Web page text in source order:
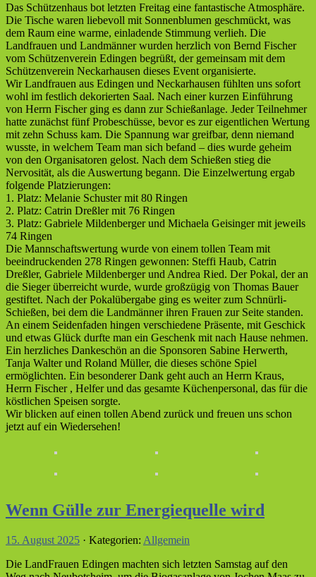
Das Schützenhaus bot letzten Freitag eine fantastische Atmosphäre.
Die Tische waren liebevoll mit Sonnenblumen geschmückt, was
dem Raum eine warme, einladende Stimmung verlieh. Die
Landfrauen und Landmänner wurden herzlich von Bernd Fischer
vom Schützenverein Edingen begrüßt, der gemeinsam mit dem
Schützenverein Neckarhausen dieses Event organisierte.
Wir Landfrauen aus Edingen und Neckarhausen fühlten uns sofort
wohl im festlich dekorierten Saal. Nach einer kurzen Einführung
von Herrn Fischer ging es dann zur Schießanlage. Jeder Teilnehmer
hatte zunächst fünf Probeschüsse, bevor es zur eigentlichen Wertung
mit zehn Schuss kam. Die Spannung war greifbar, denn niemand
wusste, in welchem Team man sich befand – dies wurde geheim
von den Organisatoren gelost. Nach dem Schießen stieg die
Nervosität, als die Auswertung begann. Die Einzelwertung ergab
folgende Platzierungen:
1. Platz: Melanie Schuster mit 80 Ringen
2. Platz: Catrin Dreßler mit 76 Ringen
3. Platz: Gabriele Mildenberger und Michaela Geisinger mit jeweils
74 Ringen
Die Mannschaftswertung wurde von einem tollen Team mit
beeindruckenden 278 Ringen gewonnen: Steffi Haub, Catrin
Dreßler, Gabriele Mildenberger und Andrea Ried. Der Pokal, der an
die Sieger überreicht wurde, wurde großzügig von Thomas Bauer
gestiftet. Nach der Pokalübergabe ging es weiter zum Schnürli-
Schießen, bei dem die Landmänner ihren Frauen zur Seite standen.
An einem Seidenfaden hingen verschiedene Präsente, mit Geschick
und etwas Glück durfte man ein Geschenk mit nach Hause nehmen.
Ein herzliches Dankeschön an die Sponsoren Sabine Herwerth,
Tanja Walter und Roland Müller, die dieses schöne Spiel
ermöglichten. Ein besonderer Dank geht auch an Herrn Kraus,
Herrn Fischer , Helfer und das gesamte Küchenpersonal, das für die
köstlichen Speisen sorgte.
Wir blicken auf einen tollen Abend zurück und freuen uns schon
jetzt auf ein Wiedersehen!
Wenn Gülle zur Energiequelle wird
15. August 2025 · Kategorien: Allgemein
Die LandFrauen Edingen machten sich letzten Samstag auf den